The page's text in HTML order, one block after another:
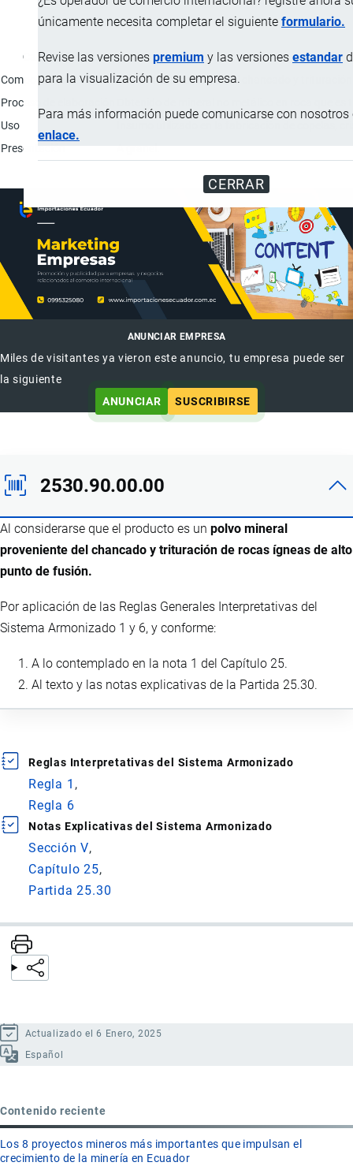
únicamente necesita completar el siguiente formulario.
Revise las versiones premium y las versiones estandar
para la visualización de su empresa.
Para más información puede comunicarse con nosotros
enlace.
CERRAR
Característica
Composición
Polvo fino procedente del chancado y
Proceso de elaboración
Uso
Presentación
ANUNCIAR EMPRESA
Miles de visitantes ya vieron este anuncio, tu empresa puede ser
la siguiente
ANUNCIAR
SUSCRIBIRSE
2530.90.00.00
Al considerarse que el producto es un polvo mineral
proveniente del chancado y trituración de rocas ígneas de alto
punto de fusión.
Por aplicación de las Reglas Generales Interpretativas del
Sistema Armonizado 1 y 6, y conforme:
A lo contemplado en la nota 1 del Capítulo 25.
Al texto y las notas explicativas de la Partida 25.30.
Reglas Interpretativas del Sistema Armonizado
Regla 1
Regla 6
Notas Explicativas del Sistema Armonizado
Sección V
Capítulo 25
Partida 25.30
Actualizado el 6 Enero, 2025
Español
Contenido reciente
Los 8 proyectos mineros más importantes que impulsan el
crecimiento de la minería en Ecuador